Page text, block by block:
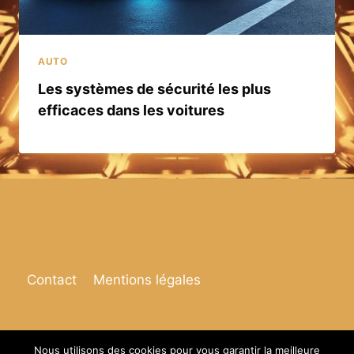
AUTO
Les systèmes de sécurité les plus
efficaces dans les voitures
Contact Mentions légales
Nous utilisons des cookies pour vous garantir la meilleure